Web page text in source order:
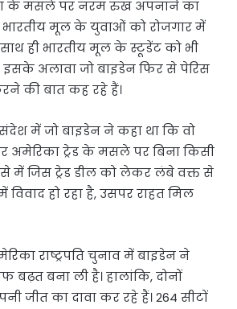
के मसले पर नरम रुख अपनाने का
भारतीय मूल के युवाओं को रोजगार में
ही भारतीय मूल के स्टूडेंट को भी
इसके अलावा जो बाइडेन फिर से पेरिस
की बात कह रहे हैं।
में जो बाइडेन ने कहा था कि वो
अमेरिका ट्रेड के मसले पर बिना किसी
में जिस ट्रेड डील को लेकर लंबे वक्त से
हो रहा है, उसपर राहत मिल
राष्ट्रपति चुनाव में बाइडेन ने
बढ़त बना ली है। हालांकि, दोनों
जीत का दावा कर रहे हैं। 264 सीटों